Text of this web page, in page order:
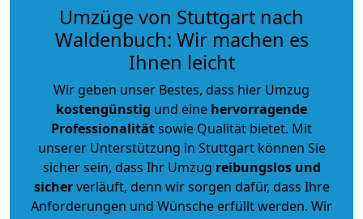
Umzüge von Stuttgart nach
Waldenbuch: Wir machen es
Ihnen leicht
Wir geben unser Bestes, dass hier Umzug
kostengünstig und eine hervorragende
Professionalitätsowie Qualität bietet. Mit
unserer Unterstützung in Stuttgart können Sie
sicher sein, dass Ihr Umzug reibungslos und
sicherverläuft, denn wir sorgen dafür, dass Ihre
Anforderungen und Wünsche erfüllt werden. Wir